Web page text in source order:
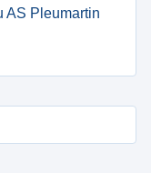
AS Pleumartin